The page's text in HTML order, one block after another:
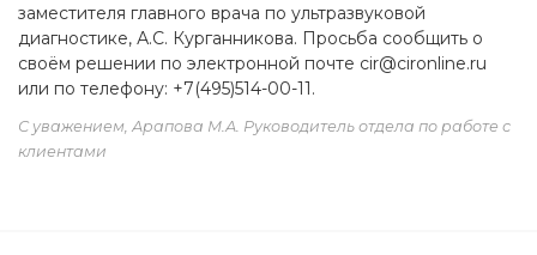
заместителя главного врача по ультразвуковой
диагностике, А.С. Курганникова. Просьба сообщить о
своём решении по электронной почте cir@cironline.ru
или по телефону: +7(495)514-00-11.
С уважением, Арапова М.А. Руководитель отдела по работе с
клиентами